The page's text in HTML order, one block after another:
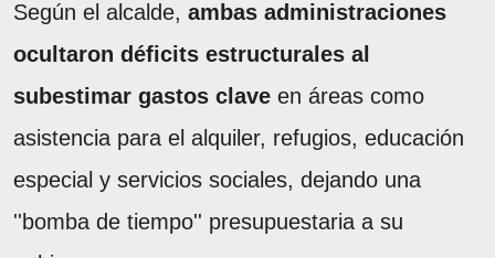
Según el alcalde, ambas administraciones
ocultaron déficits estructurales al
subestimar gastos clave en áreas como
asistencia para el alquiler, refugios, educación
especial y servicios sociales, dejando una
''bomba de tiempo'' presupuestaria a su